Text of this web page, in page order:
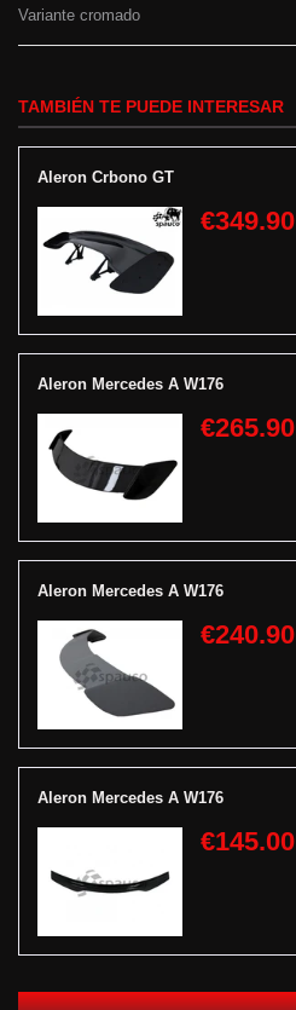
Variante cromado
TAMBIÉN TE PUEDE INTERESAR
Aleron Crbono GT
€349.90
Aleron Mercedes A W176
€265.90
Aleron Mercedes A W176
€240.90
Aleron Mercedes A W176
€145.00